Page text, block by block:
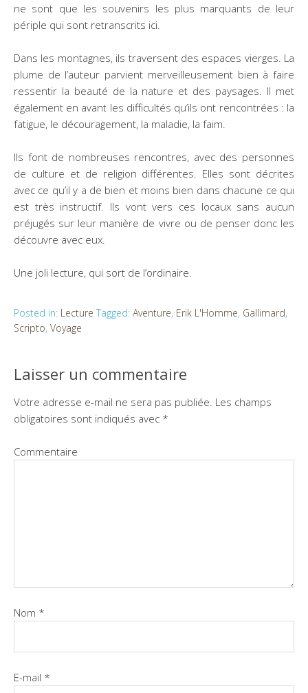
ne sont que les souvenirs les plus marquants de leur
périple qui sont retranscrits ici.
Dans les montagnes, ils traversent des espaces vierges. La
plume de l’auteur parvient merveilleusement bien à faire
ressentir la beauté de la nature et des paysages. Il met
également en avant les difficultés qu’ils ont rencontrées : la
fatigue, le découragement, la maladie, la faim.
Ils font de nombreuses rencontres, avec des personnes
de culture et de religion différentes. Elles sont décrites
avec ce qu’il y a de bien et moins bien dans chacune ce qui
est très instructif. Ils vont vers ces locaux sans aucun
préjugés sur leur manière de vivre ou de penser donc les
découvre avec eux.
Une joli lecture, qui sort de l’ordinaire.
Posted in: Lecture Tagged: Aventure, Erik L'Homme, Gallimard,
Scripto, Voyage
Laisser un commentaire
Votre adresse e-mail ne sera pas publiée. Les champs
obligatoires sont indiqués avec *
Commentaire
Nom *
E-mail *